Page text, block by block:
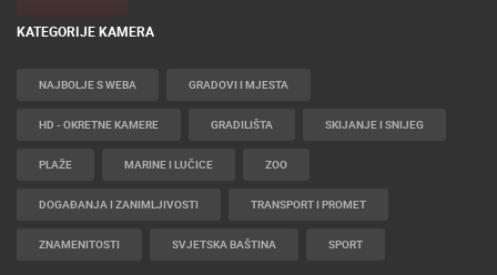
KATEGORIJE KAMERA
NAJBOLJE S WEBA GRADOVI I MJESTA
HD - OKRETNE KAMERE GRADILIŠTA SKIJANJE I SNIJEG
PLAŽE MARINE I LUČICE ZOO
DOGAĐANJA I ZANIMLJIVOSTI TRANSPORT I PROMET
ZNAMENITOSTI SVJETSKA BAŠTINA SPORT